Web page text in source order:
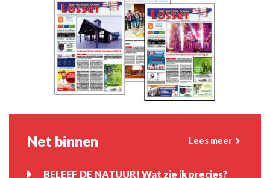
Net binnen Lees meer
BELEEF DE NATUUR! Wat zie ik precies?